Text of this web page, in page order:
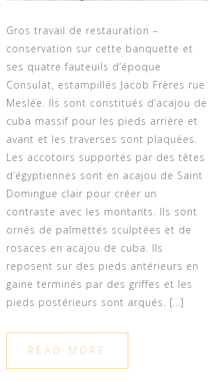
Gros travail de restauration –
conservation sur cette banquette et
ses quatre fauteuils d’époque
Consulat, estampillés Jacob Frères rue
Meslée. Ils sont constitués d’acajou de
cuba massif pour les pieds arrière et
avant et les traverses sont plaquées.
Les accotoirs supportés par des têtes
d’égyptiennes sont en acajou de Saint
Domingue clair pour créer un
contraste avec les montants. Ils sont
ornés de palmettes sculptées et de
rosaces en acajou de cuba. Ils
reposent sur des pieds antérieurs en
gaine terminés par des griffes et les
pieds postérieurs sont arqués. […]
READ MORE